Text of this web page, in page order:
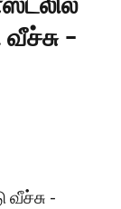
-
-